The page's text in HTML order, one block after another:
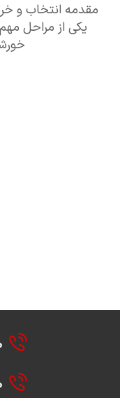
مقدمه انتخاب و
یکی از مراحل